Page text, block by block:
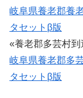
岐阜県養老郡養
タセットβ版
«養老郡多芸村
岐阜県養老郡多
タセットβ版